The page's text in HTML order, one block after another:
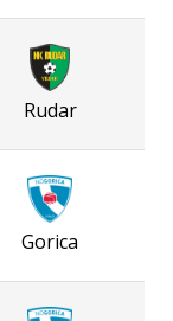
Rudar
Gorica